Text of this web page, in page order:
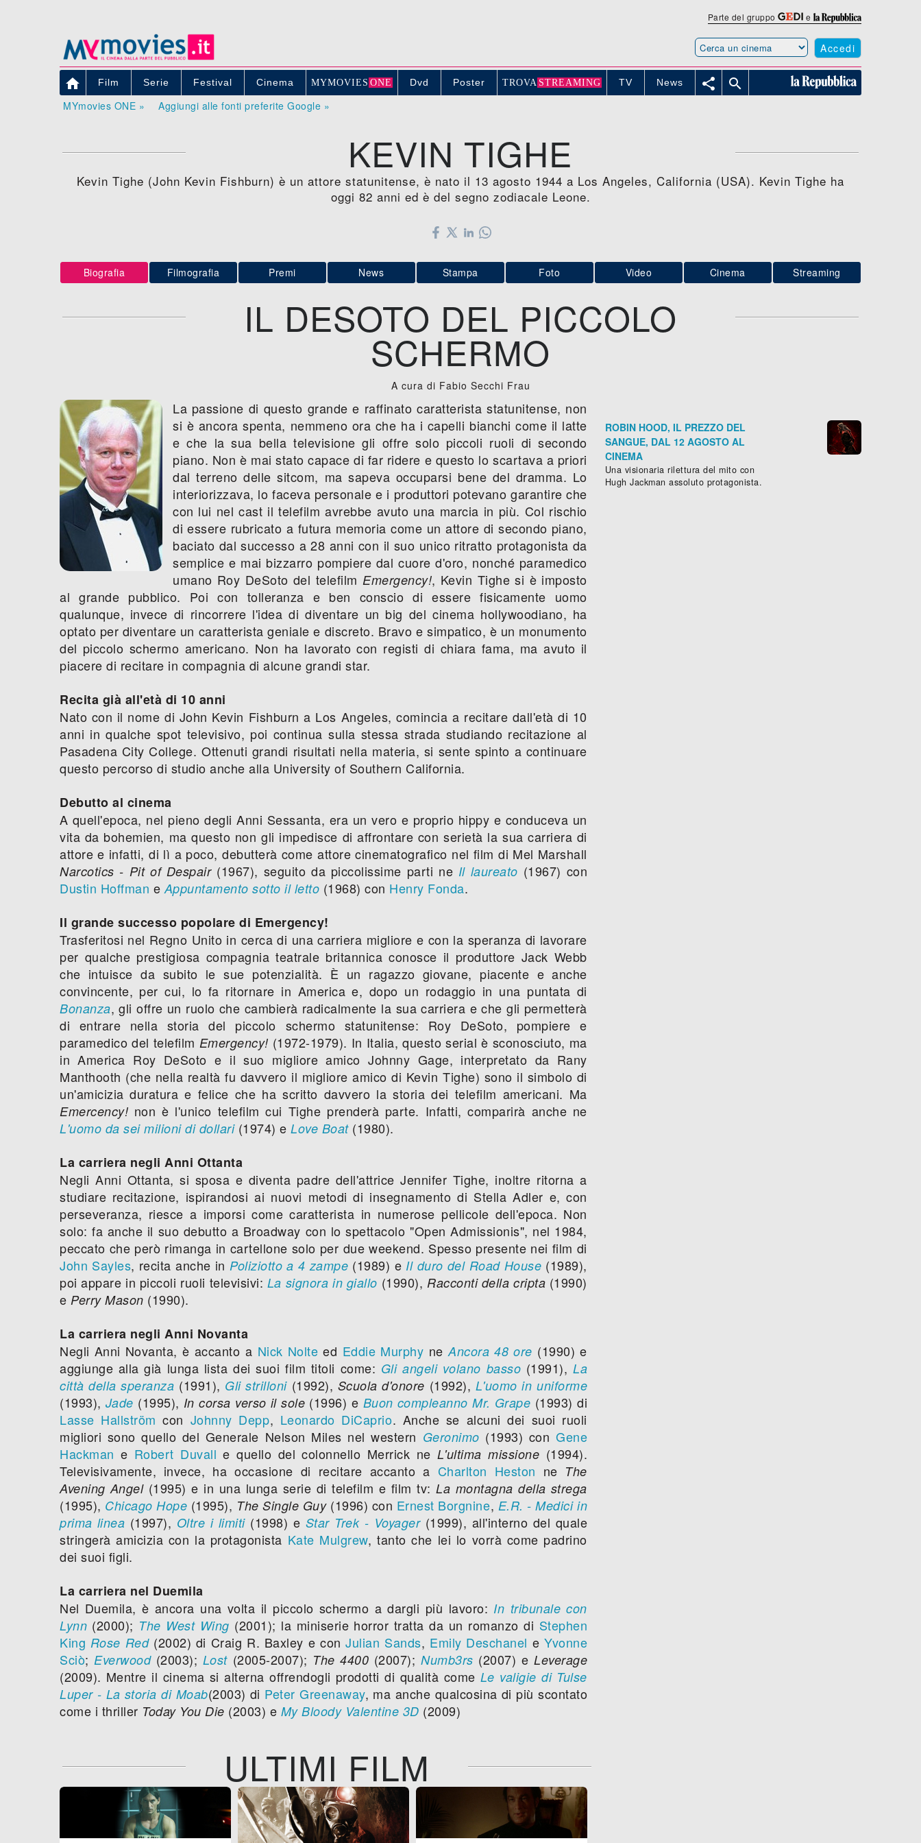
Parte del gruppo e
Accedi
 Film Serie Festival Cinema MYMOVIE S ONE Dvd Poster TROVA STREAMING TV News  
MYmovies ONE » Aggiungi alle fonti preferite Google »
KEVIN TIGHE
Kevin Tighe (John Kevin Fishburn) è un attore statunitense, è nato il 13 agosto 1944 a Los Angeles, California (USA). Kevin Tighe ha
oggi 82 anni ed è del segno zodiacale Leone.
Biografia Filmografia Premi News Stampa Foto Video Cinema Streaming
IL DESOTO DEL PICCOLO
SCHERMO
A cura di Fabio Secchi Frau
La passione di questo grande e raffinato caratterista statunitense, non
si è ancora spenta, nemmeno ora che ha i capelli bianchi come il latte
e che la sua bella televisione gli offre solo piccoli ruoli di secondo
piano. Non è mai stato capace di far ridere e questo lo scartava a priori
dal terreno delle sitcom, ma sapeva occuparsi bene del dramma. Lo
interiorizzava, lo faceva personale e i produttori potevano garantire che
con lui nel cast il telefilm avrebbe avuto una marcia in più. Col rischio
di essere rubricato a futura memoria come un attore di secondo piano,
baciato dal successo a 28 anni con il suo unico ritratto protagonista da
semplice e mai bizzarro pompiere dal cuore d'oro, nonché paramedico
umano Roy DeSoto del telefilm Emergency!, Kevin Tighe si è imposto
al grande pubblico. Poi con tolleranza e ben conscio di essere fisicamente uomo
qualunque, invece di rincorrere l'idea di diventare un big del cinema hollywoodiano, ha
optato per diventare un caratterista geniale e discreto. Bravo e simpatico, è un monumento
del piccolo schermo americano. Non ha lavorato con registi di chiara fama, ma avuto il
piacere di recitare in compagnia di alcune grandi star.
Recita già all'età di 10 anni
Nato con il nome di John Kevin Fishburn a Los Angeles, comincia a recitare dall'età di 10
anni in qualche spot televisivo, poi continua sulla stessa strada studiando recitazione al
Pasadena City College. Ottenuti grandi risultati nella materia, si sente spinto a continuare
questo percorso di studio anche alla University of Southern California.
Debutto al cinema
A quell'epoca, nel pieno degli Anni Sessanta, era un vero e proprio hippy e conduceva un
vita da bohemien, ma questo non gli impedisce di affrontare con serietà la sua carriera di
attore e infatti, di lì a poco, debutterà come attore cinematografico nel film di Mel Marshall
Narcotics - Pit of Despair(1967), seguito da piccolissime parti ne Il laureato (1967) con
Dustin Hoffman e Appuntamento sotto il letto (1968) con Henry Fonda.
Il grande successo popolare di Emergency!
Trasferitosi nel Regno Unito in cerca di una carriera migliore e con la speranza di lavorare
per qualche prestigiosa compagnia teatrale britannica conosce il produttore Jack Webb
che intuisce da subito le sue potenzialità. È un ragazzo giovane, piacente e anche
convincente, per cui, lo fa ritornare in America e, dopo un rodaggio in una puntata di
Bonanza, gli offre un ruolo che cambierà radicalmente la sua carriera e che gli permetterà
di entrare nella storia del piccolo schermo statunitense: Roy DeSoto, pompiere e
paramedico del telefilm Emergency! (1972-1979). In Italia, questo serial è sconosciuto, ma
in America Roy DeSoto e il suo migliore amico Johnny Gage, interpretato da Rany
Manthooth (che nella realtà fu davvero il migliore amico di Kevin Tighe) sono il simbolo di
un'amicizia duratura e felice che ha scritto davvero la storia dei telefilm americani. Ma
Emercency! non è l'unico telefilm cui Tighe prenderà parte. Infatti, comparirà anche ne
L'uomo da sei milioni di dollari(1974) e Love Boat(1980).
La carriera negli Anni Ottanta
Negli Anni Ottanta, si sposa e diventa padre dell'attrice Jennifer Tighe, inoltre ritorna a
studiare recitazione, ispirandosi ai nuovi metodi di insegnamento di Stella Adler e, con
perseveranza, riesce a imporsi come caratterista in numerose pellicole dell'epoca. Non
solo: fa anche il suo debutto a Broadway con lo spettacolo "Open Admissionis", nel 1984,
peccato che però rimanga in cartellone solo per due weekend. Spesso presente nei film di
John Sayles, recita anche in Poliziotto a 4 zampe (1989) e Il duro del Road House (1989),
poi appare in piccoli ruoli televisivi: La signora in giallo (1990), Racconti della cripta (1990)
e Perry Mason (1990).
La carriera negli Anni Novanta
Negli Anni Novanta, è accanto a Nick Nolte ed Eddie Murphy ne Ancora 48 ore (1990) e
aggiunge alla già lunga lista dei suoi film titoli come: Gli angeli volano basso (1991), La
città della speranza (1991), Gli strilloni(1992), Scuola d'onore (1992), L'uomo in uniforme
(1993), Jade (1995), In corsa verso il sole (1996) e Buon compleanno Mr. Grape (1993) di
Lasse Hallström con Johnny Depp, Leonardo DiCaprio. Anche se alcuni dei suoi ruoli
migliori sono quello del Generale Nelson Miles nel western Geronimo (1993) con Gene
Hackman e Robert Duvall e quello del colonnello Merrick ne L'ultima missione (1994).
Televisivamente, invece, ha occasione di recitare accanto a Charlton Heston ne The
Avening Angel(1995) e in una lunga serie di telefilm e film tv:La montagna della strega
(1995), Chicago Hope (1995), The Single Guy(1996) con Ernest Borgnine, E.R. - Medici in
prima linea (1997), Oltre i limiti(1998) e Star Trek - Voyager(1999), all'interno del quale
stringerà amicizia con la protagonista Kate Mulgrew, tanto che lei lo vorrà come padrino
dei suoi figli.
La carriera nel Duemila
Nel Duemila, è ancora una volta il piccolo schermo a dargli più lavoro: In tribunale con
Lynn (2000); The West Wing (2001); la miniserie horror tratta da un romanzo di Stephen
King Rose Red(2002) di Craig R. Baxley e conJulian Sands, Emily Deschanel eYvonne
Sciò; Everwood(2003); Lost(2005-2007); The 4400 (2007);Numb3rs (2007) eLeverage
(2009). Mentre il cinema si alterna offrendogli prodotti di qualità come Le valigie di Tulse
Luper - La storia di Moab(2003) di Peter Greenaway, ma anche qualcosina di più scontato
come i thriller Today You Die (2003) e My Bloody Valentine 3D (2009)
ULTIMI FILM
ROBIN HOOD, IL PREZZO DEL
SANGUE, DAL 12 AGOSTO AL
CINEMA
Una visionaria rilettura del mito con
Hugh Jackman assoluto protagonista.